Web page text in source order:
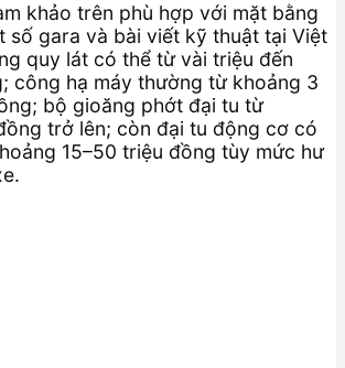
khảo trên phù hợp với mặt bằng
số gara và bài viết kỹ thuật tại Việt
quy lát có thể từ vài triệu đến
công hạ máy thường từ khoảng 3
bộ gioăng phớt đại tu từ
trở lên; còn đại tu động cơ có
15–50 triệu đồng tùy mức hư